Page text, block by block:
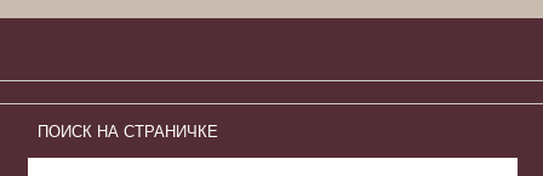
ПОИСК НА СТРАНИЧКЕ